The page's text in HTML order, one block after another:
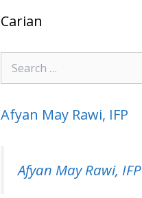
Carian
Search
for:
Afyan May Rawi, IFP
Afyan May Rawi, IFP